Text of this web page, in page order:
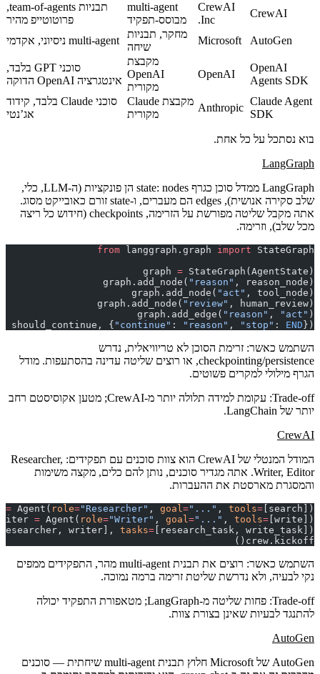
CrewAI
CrewAI
Inc.
multi-agent
מבוסס-תפקיד
תבניות team-of-agents,
פרוטוטייפ מהיר
AutoGen
Microsoft
מחקר, תבניות
שיחה
multi-agent ניסיוני, אקדמי
OpenAI
Agents SDK
OpenAI
מקבצת
OpenAI
מקורית
סוכני GPT בלבד,
אינטגרציה OpenAI הדוקה
Claude Agent
SDK
Anthropic
מקבצת Claude
מקורית
סוכני Claude בלבד, קידוד
אג’נטי
בוא נסתכל על כל אחת.
LangGraph
LangGraph ממדל סוכן כ
גרף state
: nodes הן פונקציות (ה-LLM, כלי,
שלב סקירה אנושית), edges הם מעברים, ו-state זורם כאובייקט מסוג.
אתה מקבל שליטה מפורשת על הזרימה, checkpoints (חידוש כל ריצה
מכל שלב), וזרימה.
from langgraph.graph import StateGraph
graph = StateGraph(AgentState)
graph.add_node( "reason" , reason_node)
graph.add_node( "act" , tool_node)
graph.add_node( "review" , human_review)
graph.add_edge( "reason" , "act" )
, should_continue, { "continue" : "reason" , "stop" : END })
השתמש כאשר: זרימת הסוכן לא טריוויאלית, נדרש
checkpointing/persistence, או רוצים שליטה עדינה בהסתעפות. מודל
הגרף מילולי למקרים פשוטים.
Trade-off
: עקומת למידה תלולה יותר מ-CrewAI; מטען אקוסיסטם רחב
יותר של LangChain.
CrewAI
המודל המנטלי של CrewAI הוא
צוות סוכנים עם תפקידים : Researcher,
Writer, Editor. אתה מגדיר סוכנים, נותן להם כלים, מקצה משימות
והמסגרת מארסטת את ההעברות.
= Agent( role="Researcher" , goal="..." , tools= [search])
= Agent( role="Writer" , goal="..." , tools= [write])
writer], tasks= [research_task, write_task])
crew.kickoff()
השתמש כאשר
: רוצים את תבנית multi-agent מהר, התפקידים ממפים
נקי לבעיה, ולא נדרשת שליטת זרימה ברמה נמוכה.
Trade-off
: פחות שליטה מ-LangGraph; מטאפורת התפקיד יכולה
להתנגד לבעיות שאינן בצורת צוות.
AutoGen
AutoGen של Microsoft חלוץ תבנית
multi-agent שיחתית
— סוכנים